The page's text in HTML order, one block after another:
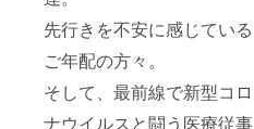
先行きを不安に感じている
ご年配の方々。
そして、最前線で新型コロ
ナウイルスと闘う医療従事